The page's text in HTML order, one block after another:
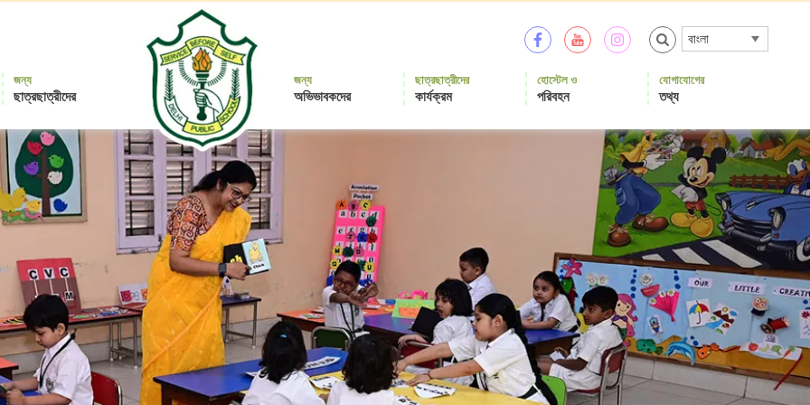
বাংলা
Delhi
Public
School
Durgapur
জন্য
ছাত্রছাত্রীদের
জন্য
অভিভাবকদের
ছাত্রছাত্রীদের
কার্যক্রম
হোস্টেল ও
পরিবহন
যোগাযোগের
তথ্য